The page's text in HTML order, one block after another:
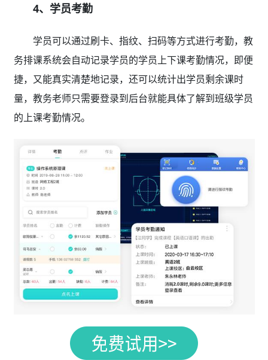
4、学员考勤
学员可以通过刷卡、指纹、扫码等方式进行考勤，教
务排课系统会自动记录学员的学员上下课考勤情况，即便
捷，又能真实清楚地记录，还可以统计出学员剩余课时
量，教务老师只需要登录到后台就能具体了解到班级学员
的上课考勤情况。